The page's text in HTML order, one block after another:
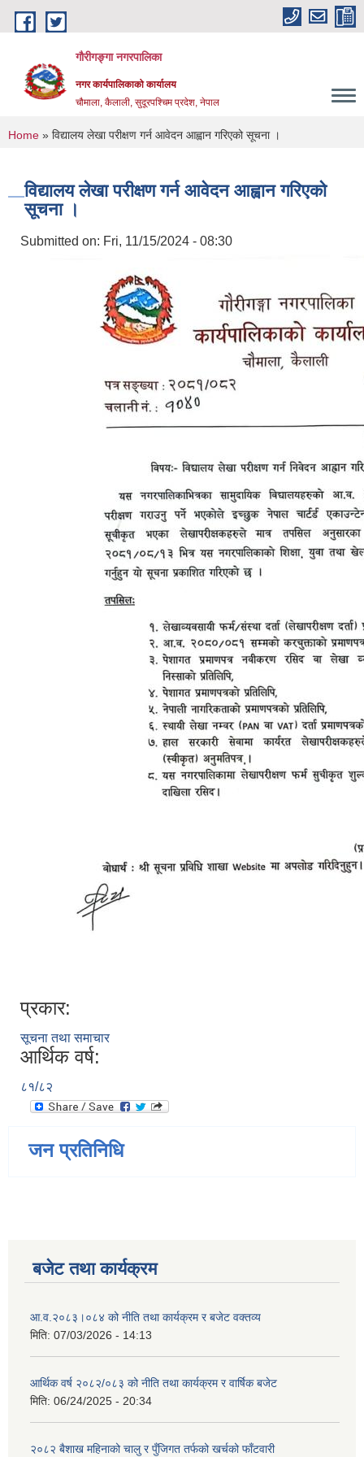
Skip to main content
गौरीगङ्गा नगरपालिका
नगर कार्यपालिकाको कार्यालय
चौमाला, कैलाली, सुदूरपश्चिम प्रदेश, नेपाल
You are here
Home » विद्यालय लेखा परीक्षण गर्न आवेदन आह्वान गरिएको सूचना ।
विद्यालय लेखा परीक्षण गर्न आवेदन आह्वान गरिएको
सूचना ।
Submitted on: Fri, 11/15/2024 - 08:30
प्रकार:
सूचना तथा समाचार
आर्थिक वर्ष:
८१/८२
जन प्रतिनिधि
बजेट तथा कार्यक्रम
आ.व.२०८३।०८४ को नीति तथा कार्यक्रम र बजेट वक्तव्य
मिति: 07/03/2026 - 14:13
आर्थिक वर्ष २०८२/०८३ को नीति तथा कार्यक्रम र वार्षिक बजेट
मिति: 06/24/2025 - 20:34
२०८२ बैशाख महिनाको चालु र पुँजिगत तर्फको खर्चको फाँटवारी